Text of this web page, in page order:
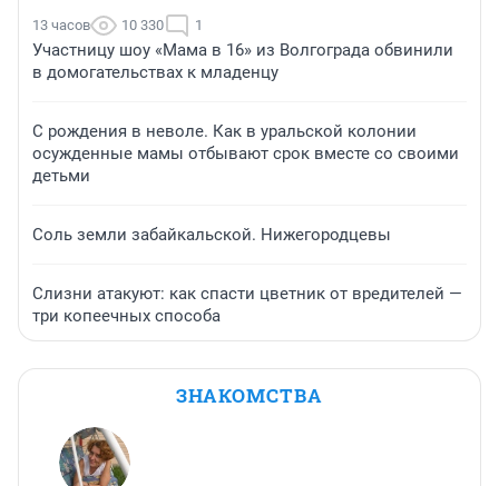
13 часов 10 330 1
Участницу шоу «Мама в 16» из Волгограда обвинили
в домогательствах к младенцу
С рождения в неволе. Как в уральской колонии
осужденные мамы отбывают срок вместе со своими
детьми
Соль земли забайкальской. Нижегородцевы
Слизни атакуют: как спасти цветник от вредителей —
три копеечных способа
ЗНАКОМСТВА